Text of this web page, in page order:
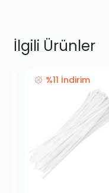
İlgili Ürünler
%11 İndirim